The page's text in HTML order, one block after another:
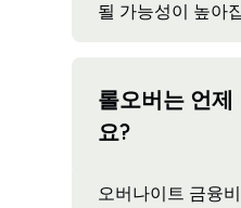
될 가능성이 높아
롤오버는 언제
요?
오버나이트 금융